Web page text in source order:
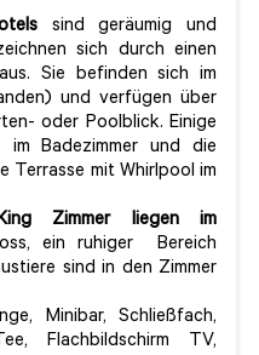
sind geräumig und
sich durch einen
Sie befinden sich im
und verfügen über
oder Poolblick. Einige
im Badezimmer und die
Terrasse mit Whirlpool im
Zimmer liegen im
ein ruhiger Bereich
sind in den Zimmer
Minibar, Schließfach,
Flachbildschirm TV,